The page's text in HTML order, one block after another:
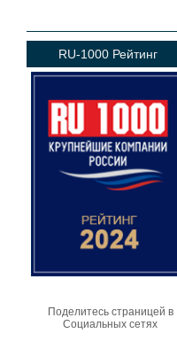
RU-1000 Рейтинг
Поделитесь страницей в
Социальных сетях